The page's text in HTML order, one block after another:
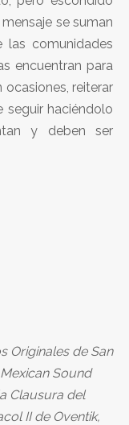
se suman
comunidades
encuentran para
ocasiones, reiterar
seguir haciéndolo
y deben ser
Originales de San
Sound
Clausura del
II de Oventik,